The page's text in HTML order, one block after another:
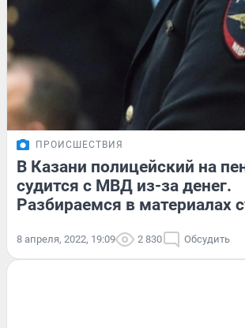
ПРОИСШЕСТВИЯ
В Казани полицейский на
судится с МВД из-за денег.
Разбираемся в материалах
8 апреля, 2022, 19:09 2 830 Обсудить